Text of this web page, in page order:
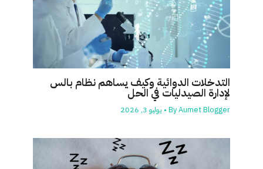
التدخلات الدوائية وكيف يساهم نظام بالس
لإدارة الصيدليات في الحل
ByAumet Blogger
• يوليو 3, 2026